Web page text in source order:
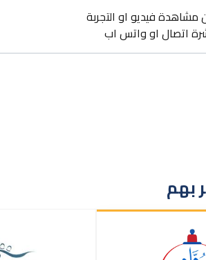
فيديو او التجربة
اتصال او واتس اب
بهم